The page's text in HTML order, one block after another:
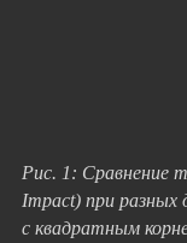
Рис. 1: Сравнение
Impact) при разных
с квадратным